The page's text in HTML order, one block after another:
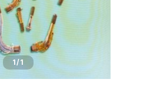
1/1